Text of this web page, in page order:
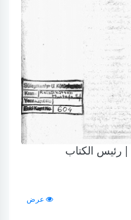
| رئيس الكتاب
عرض